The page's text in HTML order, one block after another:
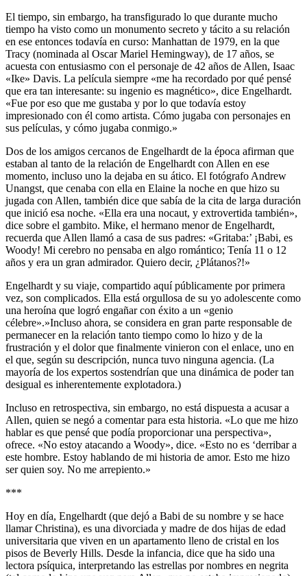
El tiempo, sin embargo, ha transfigurado lo que durante mucho
tiempo ha visto como un monumento secreto y tácito a su relación
en ese entonces todavía en curso: Manhattan de 1979, en la que
Tracy (nominada al Oscar Mariel Hemingway), de 17 años, se
acuesta con entusiasmo con el personaje de 42 años de Allen, Isaac
«Ike» Davis. La película siempre «me ha recordado por qué pensé
que era tan interesante: su ingenio es magnético», dice Engelhardt.
«Fue por eso que me gustaba y por lo que todavía estoy
impresionado con él como artista. Cómo jugaba con personajes en
sus películas, y cómo jugaba conmigo.»
Dos de los amigos cercanos de Engelhardt de la época afirman que
estaban al tanto de la relación de Engelhardt con Allen en ese
momento, incluso uno la dejaba en su ático. El fotógrafo Andrew
Unangst, que cenaba con ella en Elaine la noche en que hizo su
jugada con Allen, también dice que sabía de la cita de larga duración
que inició esa noche. «Ella era una nocaut, y extrovertida también»,
dice sobre el gambito. Mike, el hermano menor de Engelhardt,
recuerda que Allen llamó a casa de sus padres: «Gritaba:’ ¡Babi, es
Woody! Mi cerebro no pensaba en algo romántico; Tenía 11 o 12
años y era un gran admirador. Quiero decir, ¿Plátanos?!»
Engelhardt y su viaje, compartido aquí públicamente por primera
vez, son complicados. Ella está orgullosa de su yo adolescente como
una heroína que logró engañar con éxito a un «genio
célebre».»Incluso ahora, se considera en gran parte responsable de
permanecer en la relación tanto tiempo como lo hizo y de la
frustración y el dolor que finalmente vinieron con el enlace, uno en
el que, según su descripción, nunca tuvo ninguna agencia. (La
mayoría de los expertos sostendrían que una dinámica de poder tan
desigual es inherentemente explotadora.)
Incluso en retrospectiva, sin embargo, no está dispuesta a acusar a
Allen, quien se negó a comentar para esta historia. «Lo que me hizo
hablar es que pensé que podía proporcionar una perspectiva»,
ofrece. «No estoy atacando a Woody», dice. «Esto no es ‘derribar a
este hombre. Estoy hablando de mi historia de amor. Esto me hizo
ser quien soy. No me arrepiento.»
***
Hoy en día, Engelhardt (que dejó a Babi de su nombre y se hace
llamar Christina), es una divorciada y madre de dos hijas de edad
universitaria que viven en un apartamento lleno de cristal en los
pisos de Beverly Hills. Desde la infancia, dice que ha sido una
lectora psíquica, interpretando las estrellas por nombres en negrita